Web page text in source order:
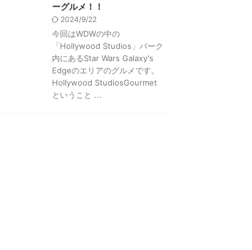
ーグルメ！！
2024/9/22
今回はWDWの中の
「Hollywood Studios」パーク
内にあるStar Wars Galaxy's
Edgeのエリアのグルメです。
Hollywood StudiosGourmet
ということ ...